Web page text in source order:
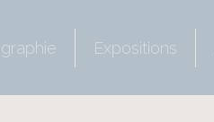
Expositions